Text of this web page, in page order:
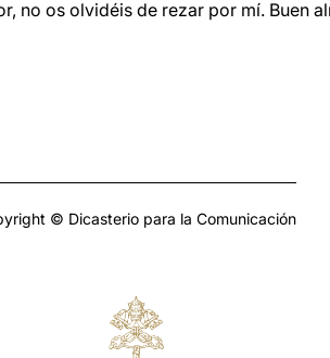
no os olvidéis de rezar por mí. Buen
© Dicasterio para la Comunicación